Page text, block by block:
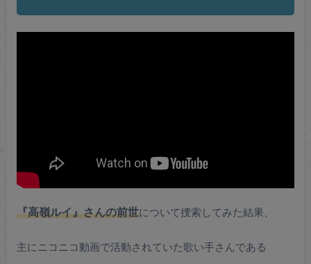
『高嶺ルイ』さんの前世について捜索してみた結果、
主にニコニコ動画で活動されていた歌い手さんである